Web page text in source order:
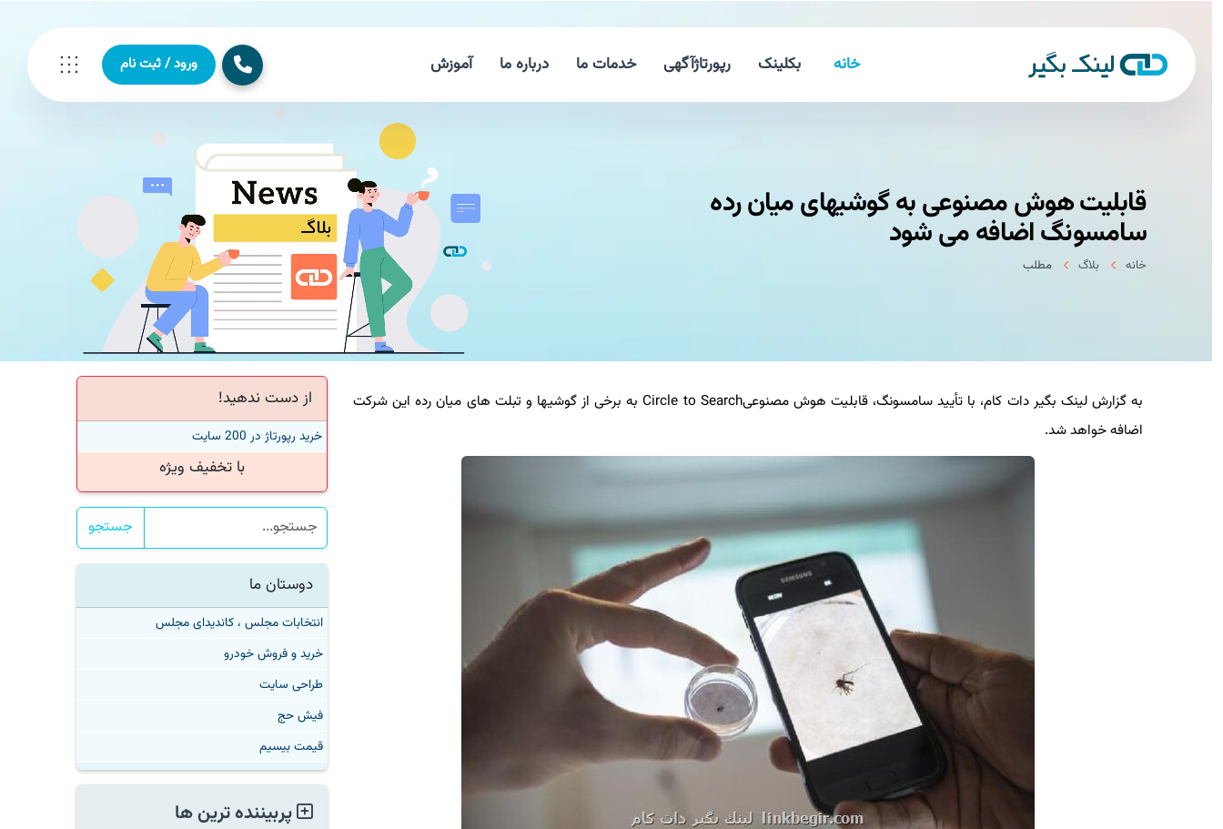
خانه بکلینک رپورتاژآگهی خدمات ما درباره ما آموزش ورود / ثبت نام
قابلیت هوش مصنوعی به گوشیهای میان رده
سامسونگ اضافه می شود
خانه بلاگ مطلب
به گزارش لینک بگیر دات کام، با تأیید سامسونگ، قابلیت هوش مصنوعیCircle to Search به برخی از گوشیها و تبلت های میان رده این شرکت
اضافه خواهد شد.
از دست ندهید!
خرید رپورتاژ در 200 سایت
با تخفیف ویژه
جستجو
دوستان ما
انتخابات مجلس ، کاندیدای مجلس
خرید و فروش خودرو
طراحی سایت
فیش حج
قیمت بیسیم
پربیننده ترین ها